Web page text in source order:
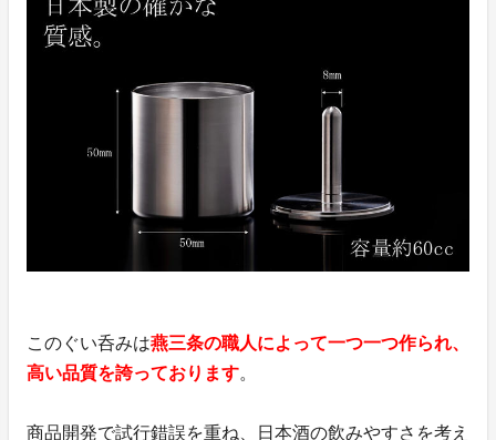
このぐい呑みは燕三条の職人によって一つ一つ作られ、
高い品質を誇っております。
商品開発で試行錯誤を重ね、日本酒の飲みやすさを考え